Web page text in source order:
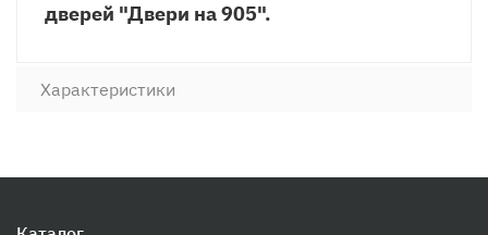
дверей "Двери на 905".
Характеристики